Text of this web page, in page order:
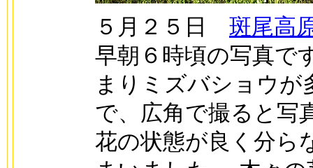
５月２５日 斑尾高
早朝６時頃の写真で
まりミズバショウが
で、広角で撮ると写
花の状態が良く分ら